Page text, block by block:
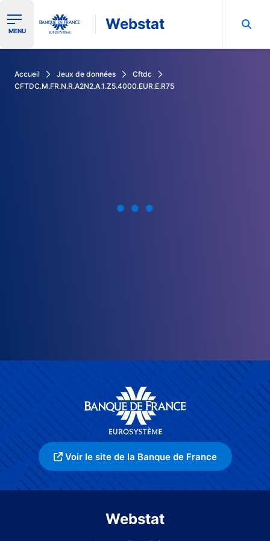
Ouvrir le menu de navigation
MENU Webstat
Accueil Jeux de données
Cftdc
CFTDC.M.FR.N.R.A2N2.A.1.Z5.4000.EUR.E.R75
Voir le site de la Banque de France
Webstat